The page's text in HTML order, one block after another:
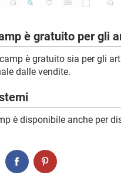
è gratuito per gli
è gratuito sia per gli
dalle vendite.
è disponibile anche per